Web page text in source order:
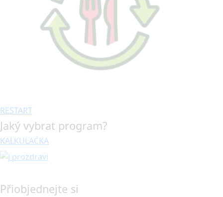
RESTART
Jaký vybrat program?
KALKULAČKA
Přiobjednejte si